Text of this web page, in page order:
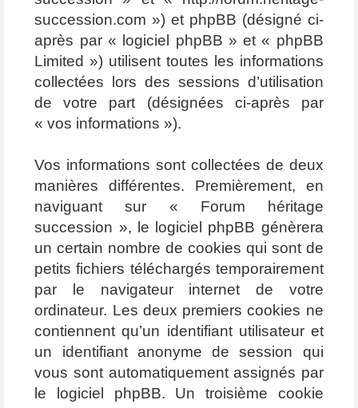
succession.com ») et phpBB (désigné ci-
après par « logiciel phpBB » et « phpBB
Limited ») utilisent toutes les informations
collectées lors des sessions d’utilisation
de votre part (désignées ci-après par
« vos informations »).
Vos informations sont collectées de deux
manières différentes. Premièrement, en
naviguant sur « Forum héritage
succession », le logiciel phpBB génèrera
un certain nombre de cookies qui sont de
petits fichiers téléchargés temporairement
par le navigateur internet de votre
ordinateur. Les deux premiers cookies ne
contiennent qu’un identifiant utilisateur et
un identifiant anonyme de session qui
vous sont automatiquement assignés par
le logiciel phpBB. Un troisième cookie